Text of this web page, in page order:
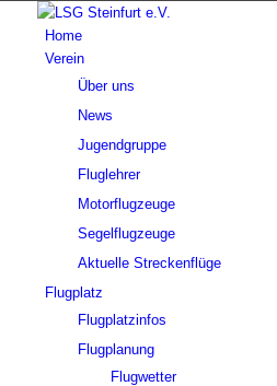
Home
Verein
Über uns
News
Jugendgruppe
Fluglehrer
Motorflugzeuge
Segelflugzeuge
Aktuelle Streckenflüge
Flugplatz
Flugplatzinfos
Flugplanung
Flugwetter